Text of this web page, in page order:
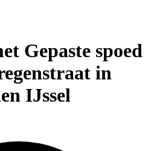
Gepaste spoed
in
IJssel